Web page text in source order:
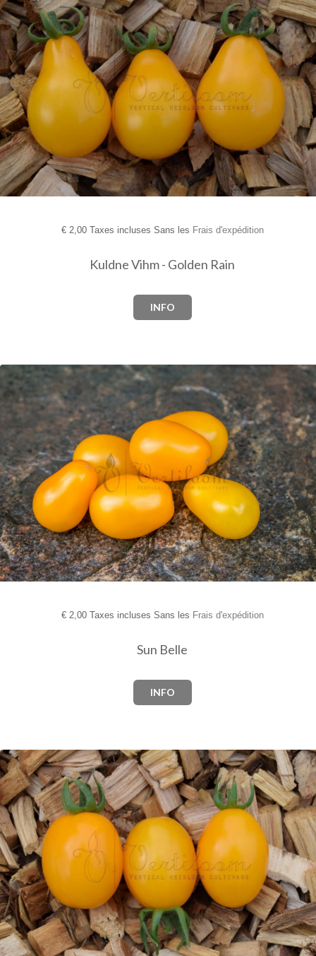
€2,00 Taxes incluses Sans les Frais d'expédition
Kuldne Vihm - Golden Rain
INFO
€2,00 Taxes incluses Sans les Frais d'expédition
Sun Belle
INFO